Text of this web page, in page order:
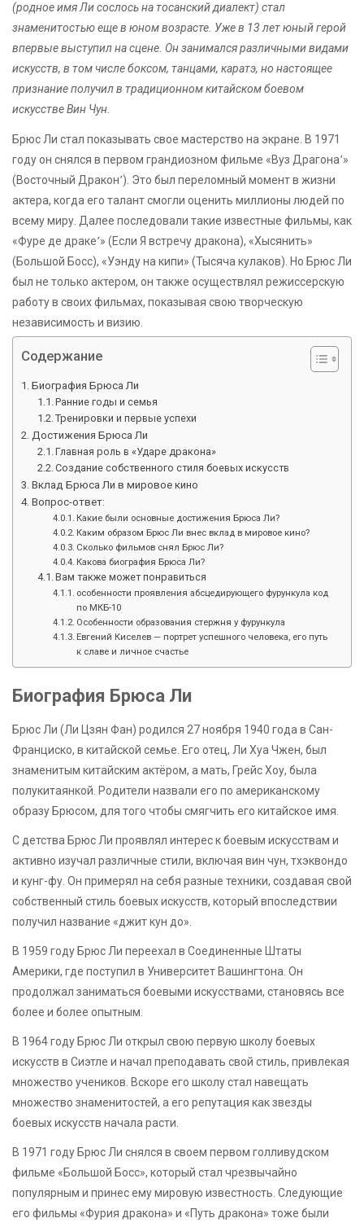
(родное имя Ли сослось на тосанский диалект) стал
знаменитостью еще в юном возрасте. Уже в 13 лет юный герой
впервые выступил на сцене. Он занимался различными видами
искусств, в том числе боксом, танцами, каратэ, но настоящее
признание получил в традиционном китайском боевом
искусстве Вин Чун.
Брюс Ли стал показывать свое мастерство на экране. В 1971
году он снялся в первом грандиозном фильме «Вуз Драгона՚»
(Восточный Дракон՚). Это был переломный момент в жизни
актера, когда его талант смогли оценить миллионы людей по
всему миру. Далее последовали такие известные фильмы, как
«Фуре де драке՚» (Если Я встречу дракона), «Хысянить»
(Большой Босс), «Уэнду на кипи» (Тысяча кулаков). Но Брюс Ли
был не только актером, он также осуществлял режиссерскую
работу в своих фильмах, показывая свою творческую
независимость и визию.
Содержание
Биография Брюса Ли
Ранние годы и семья
Тренировки и первые успехи
Достижения Брюса Ли
Главная роль в «Ударе дракона»
Создание собственного стиля боевых искусств
Вклад Брюса Ли в мировое кино
Вопрос-ответ:
Какие были основные достижения Брюса Ли?
Каким образом Брюс Ли внес вклад в мировое кино?
Сколько фильмов снял Брюс Ли?
Какова биография Брюса Ли?
Вам также может понравиться
особенности проявления абсцедирующего фурункула код
по МКБ-10
Особенности образования стержня у фурункула
Евгений Киселев — портрет успешного человека, его путь
к славе и личное счастье
Биография Брюса Ли
Брюс Ли (Ли Цзян Фан) родился 27 ноября 1940 года в Сан-
Франциско, в китайской семье. Его отец, Ли Хуа Чжен, был
знаменитым китайским актёром, а мать, Грейс Хоу, была
полукитаянкой. Родители назвали его по американскому
образу Брюсом, для того чтобы смягчить его китайское имя.
С детства Брюс Ли проявлял интерес к боевым искусствам и
активно изучал различные стили, включая вин чун, тхэквондо
и кунг-фу. Он примерял на себя разные техники, создавая свой
собственный стиль боевых искусств, который впоследствии
получил название «джит кун до».
В 1959 году Брюс Ли переехал в Соединенные Штаты
Америки, где поступил в Университет Вашингтона. Он
продолжал заниматься боевыми искусствами, становясь все
более и более опытным.
В 1964 году Брюс Ли открыл свою первую школу боевых
искусств в Сиэтле и начал преподавать свой стиль, привлекая
множество учеников. Вскоре его школу стал навещать
множество знаменитостей, а его репутация как звезды
боевых искусств начала расти.
В 1971 году Брюс Ли снялся в своем первом голливудском
фильме «Большой Босс», который стал чрезвычайно
популярным и принес ему мировую известность. Следующие
его фильмы «Фурия дракона» и «Путь дракона» тоже были